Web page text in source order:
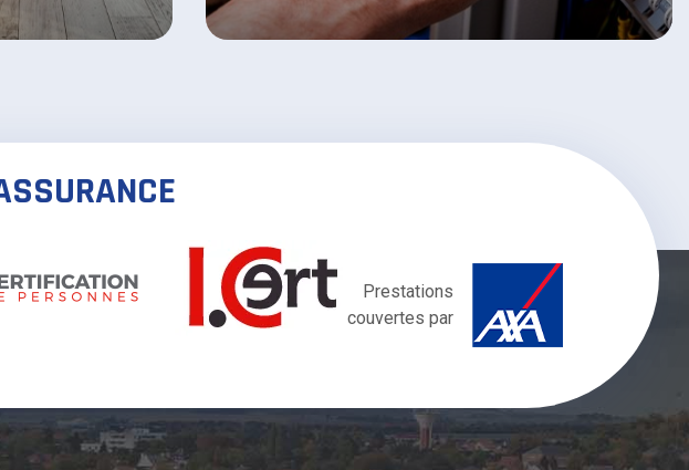
Prestations
couvertes par